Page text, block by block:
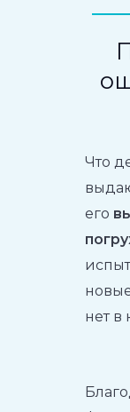
Что
его
нет в